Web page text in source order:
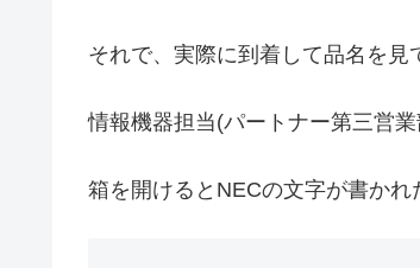
それで、実際に到着して品名を
情報機器担当(パートナー第三営
箱を開けるとNECの文字が書かれ